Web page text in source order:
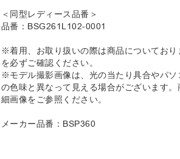
＜同型レディース品番＞
品番：BSG261L102-0001
※着用、お取り扱いの際は商品についてお
を必ずご確認ください。
※モデル撮影画像は、光の当たり具合やパ
の色味と異なって見える場合がございます
細画像をご参照ください。
メーカー品番：BSP360